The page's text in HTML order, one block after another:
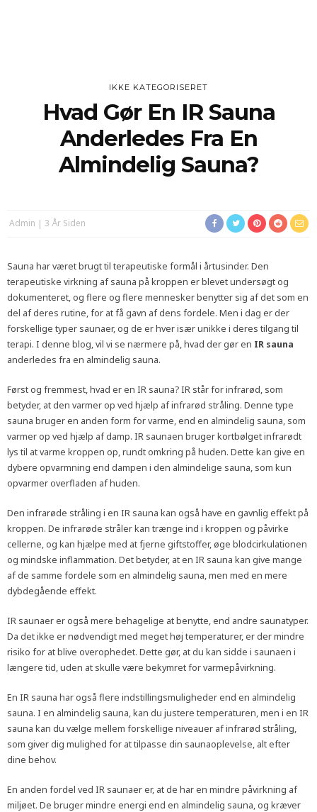
IKKE KATEGORISERET
Hvad Gør En IR Sauna
Anderledes Fra En
Almindelig Sauna?
Admin 3 År Siden
Sauna har været brugt til terapeutiske formål i årtusinder. Den
terapeutiske virkning af sauna på kroppen er blevet undersøgt og
dokumenteret, og flere og flere mennesker benytter sig af det som en
del af deres rutine, for at få gavn af dens fordele. Men i dag er der
forskellige typer saunaer, og de er hver især unikke i deres tilgang til
terapi. I denne blog, vil vi se nærmere på, hvad der gør en IR sauna
anderledes fra en almindelig sauna.
Først og fremmest, hvad er en IR sauna? IR står for infrarød, som
betyder, at den varmer op ved hjælp af infrarød stråling. Denne type
sauna bruger en anden form for varme, end en almindelig sauna, som
varmer op ved hjælp af damp. IR saunaen bruger kortbølget infrarødt
lys til at varme kroppen op, rundt omkring på huden. Dette kan give en
dybere opvarmning end dampen i den almindelige sauna, som kun
opvarmer overfladen af huden.
Den infrarøde stråling i en IR sauna kan også have en gavnlig effekt på
kroppen. De infrarøde stråler kan trænge ind i kroppen og påvirke
cellerne, og kan hjælpe med at fjerne giftstoffer, øge blodcirkulationen
og mindske inflammation. Det betyder, at en IR sauna kan give mange
af de samme fordele som en almindelig sauna, men med en mere
dybdegående effekt.
IR saunaer er også mere behagelige at benytte, end andre saunatyper.
Da det ikke er nødvendigt med meget høj temperaturer, er der mindre
risiko for at blive overophedet. Dette gør, at du kan sidde i saunaen i
længere tid, uden at skulle være bekymret for varmepåvirkning.
En IR sauna har også flere indstillingsmuligheder end en almindelig
sauna. I en almindelig sauna, kan du justere temperaturen, men i en IR
sauna kan du vælge mellem forskellige niveauer af infrarød stråling,
som giver dig mulighed for at tilpasse din saunaoplevelse, alt efter
dine behov.
En anden fordel ved IR saunaer er, at de har en mindre påvirkning af
miljøet. De bruger mindre energi end en almindelig sauna, og kræver